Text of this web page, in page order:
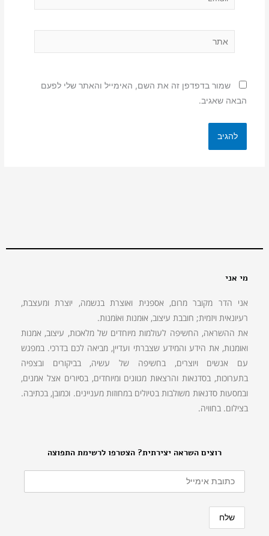
שמור בדפדפן זה את השם, האימייל והאתר שלי לפעם
הבאה שאגיב.
רוצים השראה יצירתית? הצטרפו לרשימת התפוצה
מי אני
אני הדר מקובר מרום, אספנית ואוצרת בנשמה, יוצרת ומעצבת,
רעיונאית ויזמית; חובבת עיצוב, אוּמנות ואוֹמנות.
את ההשראה, החשיפה לעולמות מיוחדים של מלאכות, עיצוב, אמנות
ואומנות, את הידע והמידע שצברתי ועדיין, מביאה לכם בדרכי. במפגש
עם אנשים ויוצרים, בחשיפה של עשיה, בביקורים ובצפיה
בתערוכות, בסדנאות והרצאות מגוונים ומיוחדים, בסיורים אצל אמנים,
ובמסעות סדנאות משולבות בטיולים במחוזות מעניינים. וכמובן, בכתיבה.
בצילום. בחוויה.